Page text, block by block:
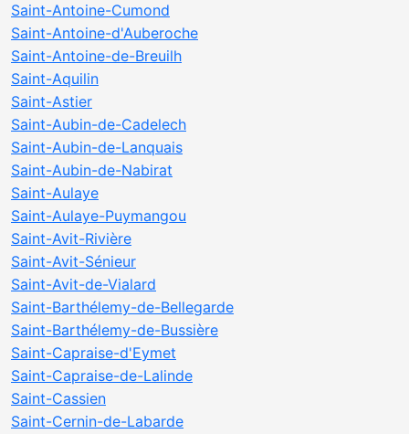
Saint-Antoine-Cumond
Saint-Antoine-d'Auberoche
Saint-Antoine-de-Breuilh
Saint-Aquilin
Saint-Astier
Saint-Aubin-de-Cadelech
Saint-Aubin-de-Lanquais
Saint-Aubin-de-Nabirat
Saint-Aulaye
Saint-Aulaye-Puymangou
Saint-Avit-Rivière
Saint-Avit-Sénieur
Saint-Avit-de-Vialard
Saint-Barthélemy-de-Bellegarde
Saint-Barthélemy-de-Bussière
Saint-Capraise-d'Eymet
Saint-Capraise-de-Lalinde
Saint-Cassien
Saint-Cernin-de-Labarde